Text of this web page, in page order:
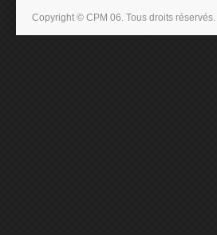
Copyright © CPM 06. Tous droits réservés.